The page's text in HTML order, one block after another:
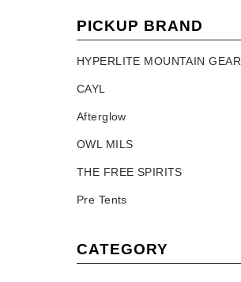
PICKUP BRAND
HYPERLITE MOUNTAIN GEAR
CAYL
Afterglow
OWL MILS
THE FREE SPIRITS
Pre Tents
CATEGORY